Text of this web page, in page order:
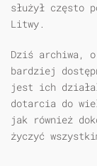
służył często
Litwy.
Dziś archiwa,
bardziej
jest ich
dotarcia do
jak również
życzyć